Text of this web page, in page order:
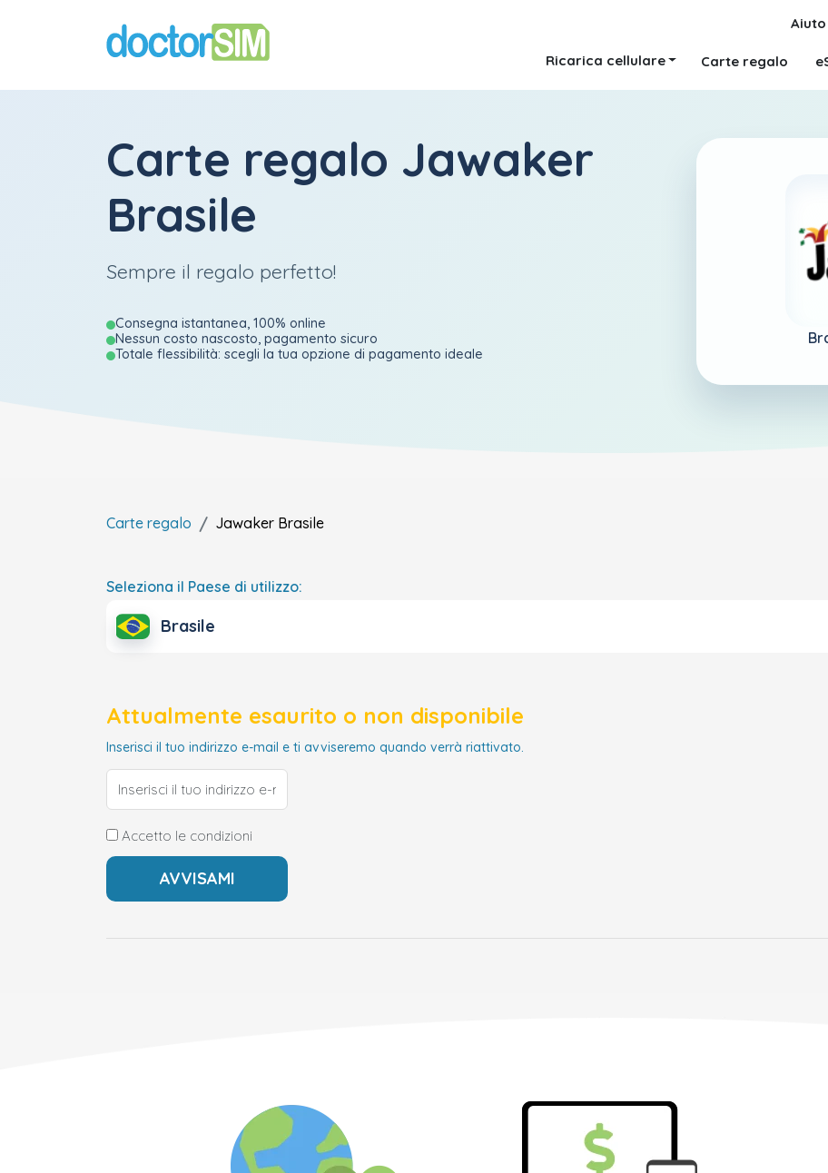
Aiuto
Ricarica cellulare Carte regalo
Carte regalo Jawaker
Brasile
Sempre il regalo perfetto!
Consegna istantanea, 100% online
Nessun costo nascosto, pagamento sicuro
Totale flessibilità: scegli la tua opzione di pagamento ideale
Carte regalo Jawaker Brasile
Seleziona il Paese di utilizzo:
Brasile
Attualmente esaurito o non disponibile
Inserisci il tuo indirizzo e-mail e ti avviseremo quando verrà riattivato.
Accetto le condizioni